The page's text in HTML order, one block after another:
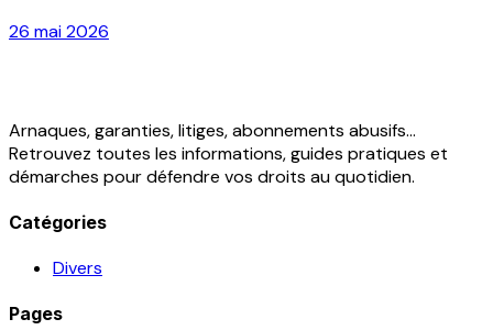
26 mai 2026
Arnaques, garanties, litiges, abonnements abusifs...
Retrouvez toutes les informations, guides pratiques et
démarches pour défendre vos droits au quotidien.
Catégories
Divers
Pages